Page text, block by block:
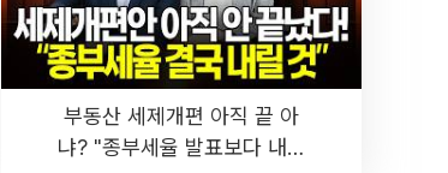
부동산 세제개편 아직 끝 아
냐? "종부세율 발표보다 내릴